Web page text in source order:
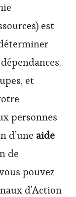
est
et
personnes
d’une aide
de
pouvez
d’Action